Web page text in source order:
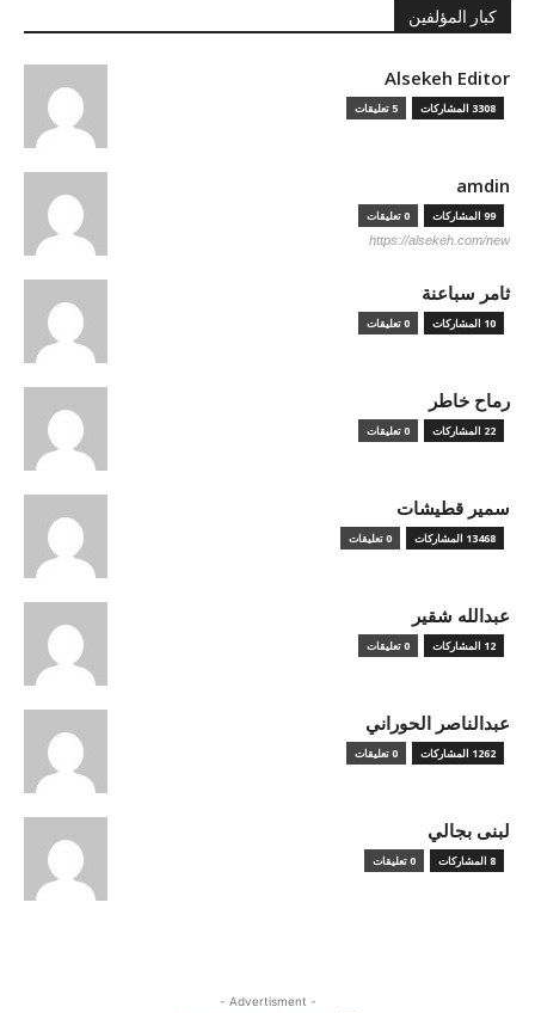
كبار المؤلفين
Alsekeh Editor
3308 المشاركات 5 تعليقات
amdin
99 المشاركات 0 تعليقات
https://alsekeh.com/new
ثامر سباعنة
10 المشاركات 0 تعليقات
رماح خاطر
22 المشاركات 0 تعليقات
سمير قطيشات
13468 المشاركات 0 تعليقات
عبدالله شقير
12 المشاركات 0 تعليقات
عبدالناصر الحوراني
1262 المشاركات 0 تعليقات
لبنى بجالي
8 المشاركات 0 تعليقات
- Advertisment -